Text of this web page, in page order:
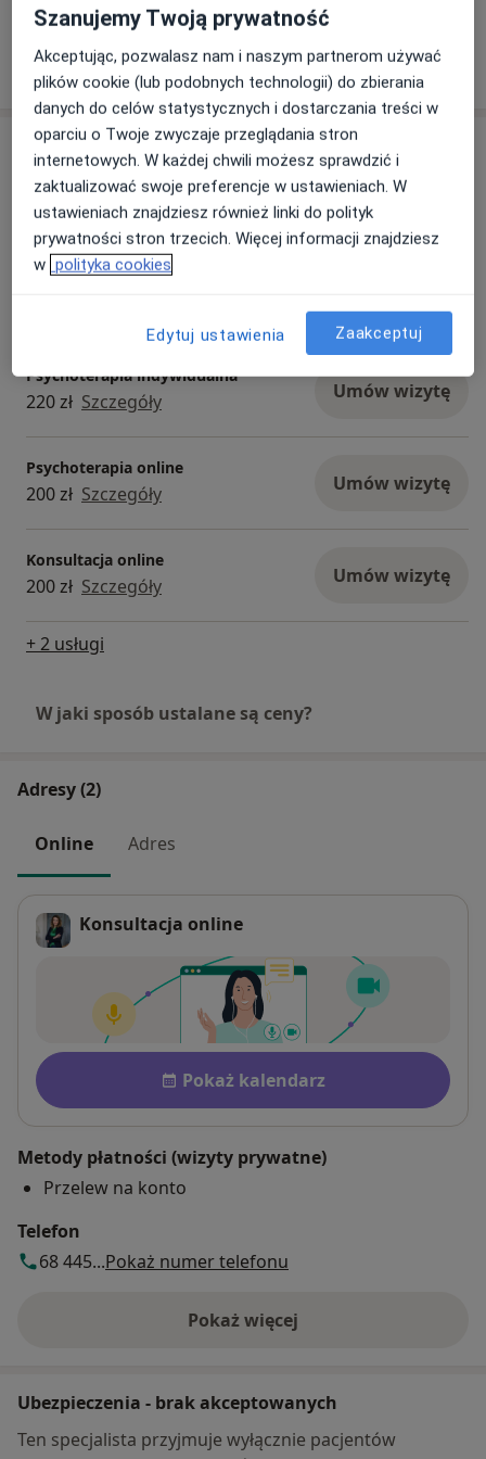
sprostać Waszym oczekiwaniom. Do zobaczenia
w gabinecie :)
Pokaż więcej aktualności (2)
Usługi i ceny
Konsultacja psychologiczna
Od 220 zł Szczegóły Umów wizytę
Psychoterapia indywidualna
220 zł Szczegóły Umów wizytę
Psychoterapia online
200 zł Szczegóły Umów wizytę
Konsultacja online
200 zł Szczegóły Umów wizytę
+ 2 usługi
W jaki sposób ustalane są ceny?
Adresy (2)
Online Adres
Konsultacja online
Płatność po konsultacji
Dostępność
Pokaż kalendarz
Metody płatności (wizyty prywatne)
Przelew na konto
Telefon
68 445...Pokaż numer telefonu
Pokaż więcej
o adresie
Ubezpieczenia - brak akceptowanych
Ten specjalista przyjmuje wyłącznie pacjentów
Szanujemy Twoją prywatność
Akceptując, pozwalasz nam i naszym partnerom używać
plików cookie (lub podobnych technologii) do zbierania
danych do celów statystycznych i dostarczania treści w
oparciu o Twoje zwyczaje przeglądania stron
internetowych. W każdej chwili możesz sprawdzić i
zaktualizować swoje preferencje w ustawieniach. W
ustawieniach znajdziesz również linki do polityk
prywatności stron trzecich. Więcej informacji znajdziesz
w polityka cookies
Edytuj ustawienia Zaakceptuj